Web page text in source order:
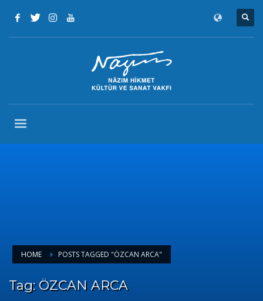
HOME POSTS TAGGED "ÖZCAN ARCA"
Tag: ÖZCAN ARCA